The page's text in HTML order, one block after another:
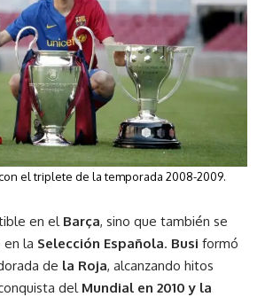
el triplete de la temporada 2008-2009.
en el Barça, sino que también se
en la Selección Española. Busi formó
de la Roja, alcanzando hitos
del Mundial en 2010 y la